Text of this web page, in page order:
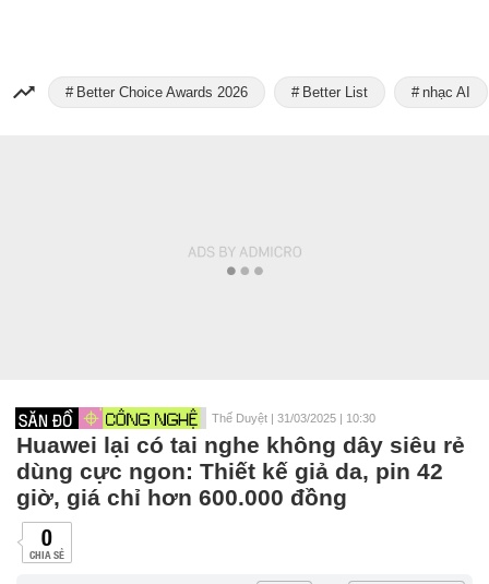
Better Choice Awards 2026 Better List nhạc AI
Thế Duyệt |31/03/2025 | 10:30
Huawei lại có tai nghe không dây siêu rẻ
dùng cực ngon: Thiết kế giả da, pin 42
giờ, giá chỉ hơn 600.000 đồng
0
CHIA SẺ